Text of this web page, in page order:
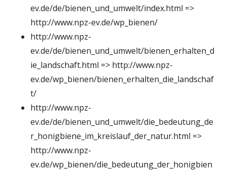
ev.de/de/bienen_und_umwelt/index.html =>
http://www.npz-ev.de/wp_bienen/
http://www.npz-
ev.de/de/bienen_und_umwelt/bienen_erhalten_d
ie_landschaft.html => http://www.npz-
ev.de/wp_bienen/bienen_erhalten_die_landschaf
t/
http://www.npz-
ev.de/de/bienen_und_umwelt/die_bedeutung_de
r_honigbiene_im_kreislauf_der_natur.html =>
http://www.npz-
ev.de/wp_bienen/die_bedeutung_der_honigbien